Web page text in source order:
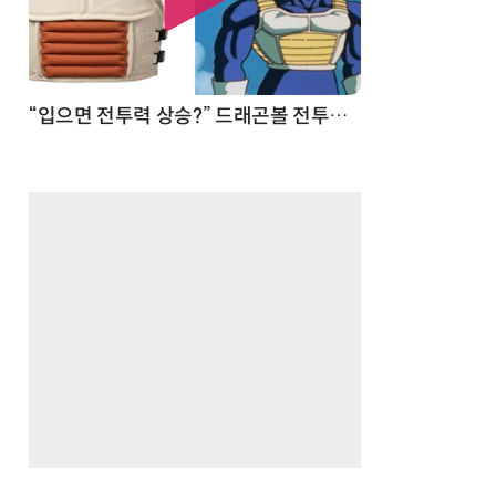
“입으면 전투력 상승?” 드래곤볼 전투복 닮은 중량조끼